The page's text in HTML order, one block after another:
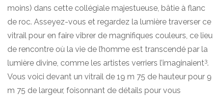
moins) dans cette collégiale majestueuse, bâtie à flanc
de roc. Asseyez-vous et regardez la lumière traverser ce
vitrail pour en faire vibrer de magnifiques couleurs, ce lieu
de rencontre où la vie de l’homme est transcendé par la
lumière divine, comme les artistes verriers l’imaginaient3.
Vous voici devant un vitrail de 19 m 75 de hauteur pour 9
m 75 de largeur, foisonnant de détails pour vous